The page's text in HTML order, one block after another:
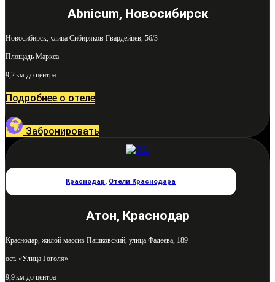
Abnicum, Новосибирск
Новосибирск, улица Сибиряков-Гвардейцев, 56/3
Площадь Маркса
9,2 км до центра
Подробнее о отеле
Забронировать
Краснодар, Отели Краснодара
Атон, Краснодар
Краснодар, жилой массив Пашковский, улица Фадеева, 189
ост. «Улица Гоголя»
9,9 км до центра